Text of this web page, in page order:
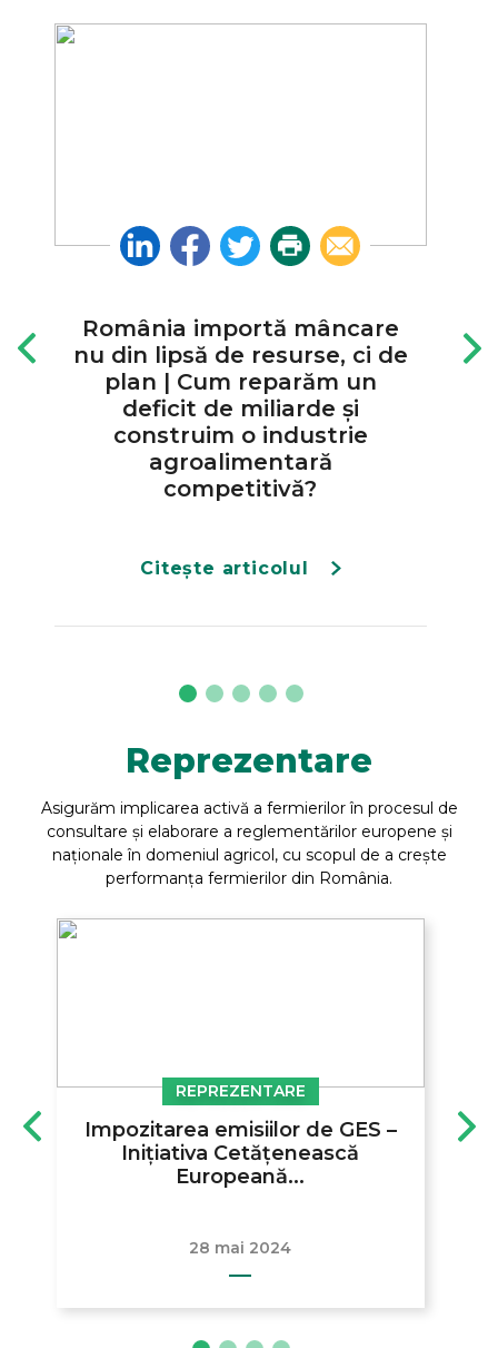
România importă mâncare
nu din lipsă de resurse, ci de
plan | Cum reparăm un
deficit de miliarde și
construim o industrie
agroalimentară
competitivă?
Citește articolul
LinkedinFacebook
TwitterPrint Email
Reprezentare
Asigurăm implicarea activă a fermierilor în procesul de
consultare și elaborare a reglementărilor europene și
naționale în domeniul agricol, cu scopul de a crește
performanța fermierilor din România.
REPREZENTARE
Impozitarea emisiilor de GES –
Inițiativa Cetățenească
Europeană...
28 mai 2024